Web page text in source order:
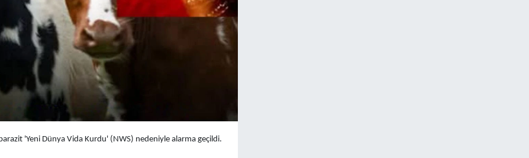
'Yeni Dünya Vida Kurdu' (NWS) nedeniyle alarma geçildi.